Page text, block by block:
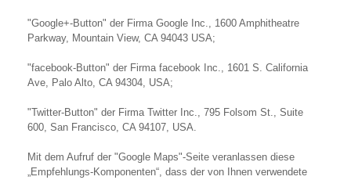
"Google+-Button" der Firma Google Inc., 1600 Amphitheatre
Parkway, Mountain View, CA 94043 USA;
"facebook-Button" der Firma facebook Inc., 1601 S. California
Ave, Palo Alto, CA 94304, USA;
"Twitter-Button" der Firma Twitter Inc., 795 Folsom St., Suite
600, San Francisco, CA 94107, USA.
Mit dem Aufruf der "Google Maps"-Seite veranlassen diese
„Empfehlungs-Komponenten“, dass der von Ihnen verwendete